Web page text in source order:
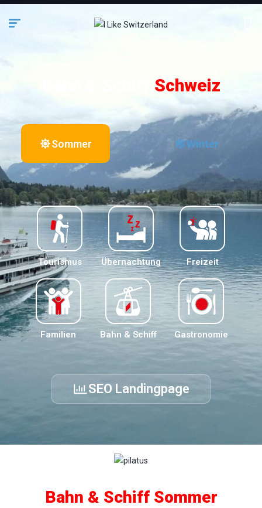
Schweiz
Sommer Winter
Tourismus Übernachtung Freizeit
Familien Bahn & Schiff Gastronomie
SEO Landingpage
Bahn & Schiff Sommer